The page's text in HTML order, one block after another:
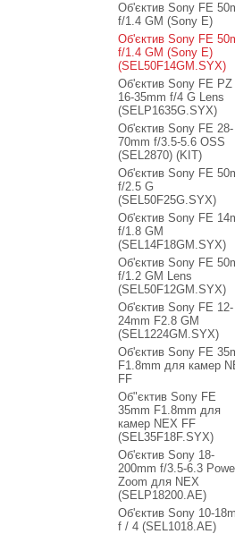
Об'єктив Sony FE
f/1.4 GM (Sony E)
Об'єктив Sony FE
f/1.4 GM (Sony E)
(SEL50F14GM.SYX)
Об'єктив Sony FE PZ
16-35mm f/4 G Lens
(SELP1635G.SYX)
Об'єктив Sony FE 28-
70mm f/3.5-5.6 OSS
(SEL2870) (KIT)
Об'єктив Sony FE
f/2.5 G
(SEL50F25G.SYX)
Об'єктив Sony FE
f/1.8 GM
(SEL14F18GM.SYX)
Об'єктив Sony FE
f/1.2 GM Lens
(SEL50F12GM.SYX)
Об'єктив Sony FE 12-
24mm F2.8 GM
(SEL1224GM.SYX)
Об'єктив Sony FE
F1.8mm для камер
FF
Об"єктив Sony FE
35mm F1.8mm для
камер NEX FF
(SEL35F18F.SYX)
Об'єктив Sony 18-
200mm f/3.5-6.3
Zoom для NEX
(SELP18200.AE)
Об'єктив Sony 10-
f / 4 (SEL1018.AE)